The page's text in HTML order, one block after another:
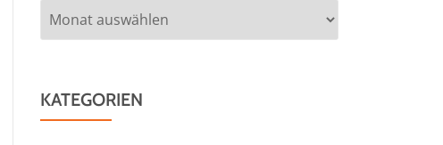
Archiv
KATEGORIEN